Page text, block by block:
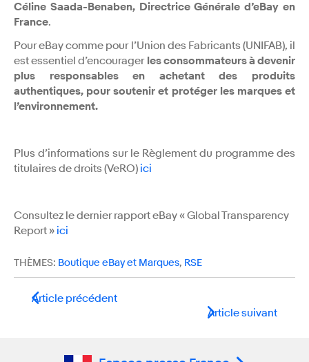
Céline Saada-Benaben, Directrice Générale d’eBay en
France.
Pour eBay comme pour l’Union des Fabricants (UNIFAB), il
est essentiel d’encourager les consommateurs à devenir
plus responsables en achetant des produits
authentiques, pour soutenir et protéger les marques et
l’environnement.
Plus d’informations sur le Règlement du programme des
titulaires de droits (VeRO) ici
Consultez le dernier rapport eBay « Global Transparency
Report » ici
THÈMES: Boutique eBay et Marques, RSE
Article précédent
Article suivant